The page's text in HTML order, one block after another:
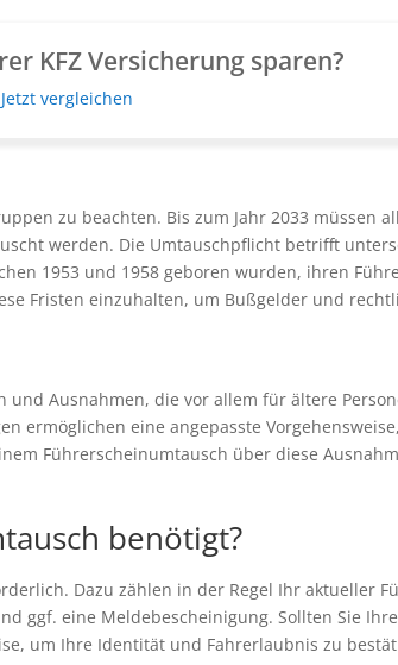
KFZ Versicherung sparen?
Jetzt vergleichen
zu beachten. Bis zum Jahr 2033 müssen
werden. Die Umtauschpflicht betrifft
1953 und 1958 geboren wurden, ihren
Fristen einzuhalten, um Bußgelder und
Ausnahmen, die vor allem für ältere
ermöglichen eine angepasste
Führerscheinumtausch über diese
benötigt?
Dazu zählen in der Regel Ihr aktueller
ggf. eine Meldebescheinigung. Sollten Sie
um Ihre Identität und Fahrerlaubnis zu